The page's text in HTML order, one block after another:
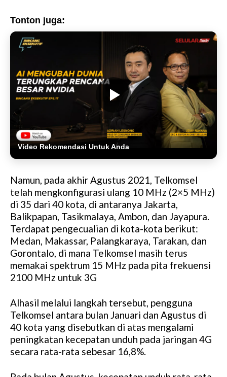
Tonton juga:
Video Rekomendasi Untuk Anda
Namun, pada akhir Agustus 2021, Telkomsel
telah mengkonfigurasi ulang 10 MHz (2×5 MHz)
di 35 dari 40 kota, di antaranya Jakarta,
Balikpapan, Tasikmalaya, Ambon, dan Jayapura.
Terdapat pengecualian di kota-kota berikut:
Medan, Makassar, Palangkaraya, Tarakan, dan
Gorontalo, di mana Telkomsel masih terus
memakai spektrum 15 MHz pada pita frekuensi
2100 MHz untuk 3G
Alhasil melalui langkah tersebut, pengguna
Telkomsel antara bulan Januari dan Agustus di
40 kota yang disebutkan di atas mengalami
peningkatan kecepatan unduh pada jaringan 4G
secara rata-rata sebesar 16,8%.